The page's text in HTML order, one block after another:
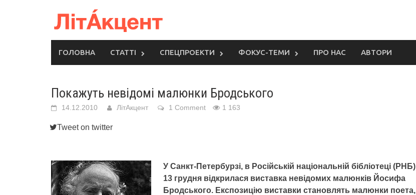
ГОЛОВНА СТАТТІ СПЕЦПРОЕКТИ ФОКУС-ТЕМИ ПРО НАС АВТОРИ
Покажуть невідомі малюнки Бродського
14.12.2010 ЛітАкцент 1 Comment 1 163
Tweet on twitter
У Санкт-Петербурзі, в Російській національній бібліотеці (РНБ)
13 грудня відкрилася виставка невідомих малюнків Йосифа
Бродського. Експозицію виставки становлять малюнки поета,